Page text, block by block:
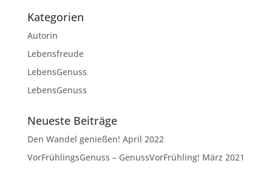
Kategorien
Autorin
Lebensfreude
LebensGenuss
LebensGenuss
Neueste Beiträge
Den Wandel genießen! April 2022
VorFrühlingsGenuss – GenussVorFrühling! März 2021